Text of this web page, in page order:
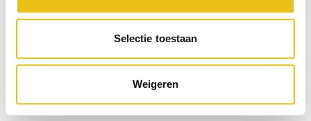
Selectie toestaan
Weigeren